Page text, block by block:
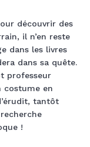
découvrir des
il n’en reste
dans les livres
dans sa quête.
professeur
costume en
tantôt
!